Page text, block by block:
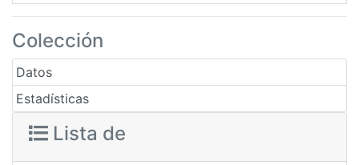
Colección
Datos
Estadísticas
Lista de